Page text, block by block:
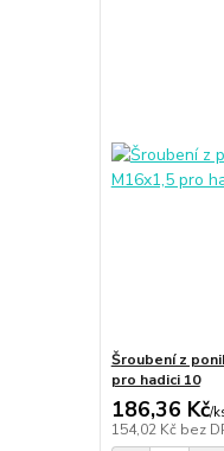
Šroubení z
pro hadici 10
186,36 Kč/
154,02 Kč bez